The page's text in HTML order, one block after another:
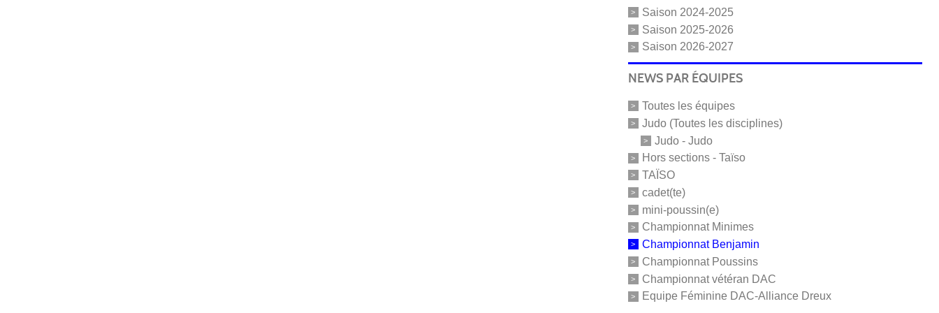
Saison 2024-2025
Saison 2025-2026
Saison 2026-2027
NEWS PAR ÉQUIPES
Toutes les équipes
Judo (Toutes les disciplines)
Judo - Judo
Hors sections - Taïso
TAÏSO
cadet(te)
mini-poussin(e)
Championnat Minimes
Championnat Benjamin
Championnat Poussins
Championnat vétéran DAC
Equipe Féminine DAC-Alliance Dreux